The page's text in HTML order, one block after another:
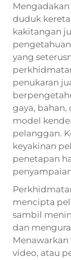
duduk
kakitangan
yang
penukaran
gaya, bahan,
model
pelanggan.
keyakinan
penetapan
mencipta
sambil
dan
video, atau